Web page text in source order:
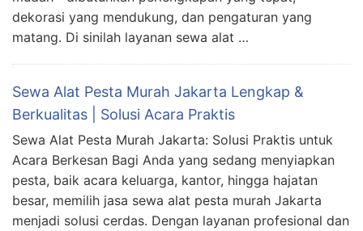
dekorasi yang mendukung, dan pengaturan yang
matang. Di sinilah layanan sewa alat …
Sewa Alat Pesta Murah Jakarta Lengkap &
Berkualitas | Solusi Acara Praktis
Sewa Alat Pesta Murah Jakarta: Solusi Praktis untuk
Acara Berkesan Bagi Anda yang sedang menyiapkan
pesta, baik acara keluarga, kantor, hingga hajatan
besar, memilih jasa sewa alat pesta murah Jakarta
menjadi solusi cerdas. Dengan layanan profesional dan